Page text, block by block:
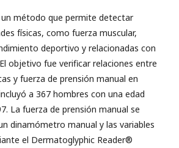
método que permite detectar
físicas, como fuerza muscular,
deportivo y relacionadas con
objetivo fue verificar relaciones entre
y fuerza de prensión manual en
a 367 hombres con una edad
La fuerza de prensión manual se
dinamómetro manual y las variables
el Dermatoglyphic Reader®